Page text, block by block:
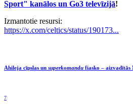
Sport" kanālos un Go3 televīzijā!
Izmantotie resursi:
https://x.com/celtics/status/190173...
Ahileja cīpslas un superkomandu fiasko – aizvadītās
7